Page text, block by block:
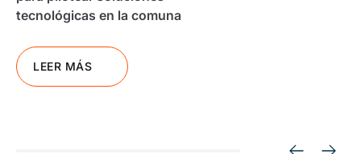
tecnológicas en la comuna
LEER MÁS